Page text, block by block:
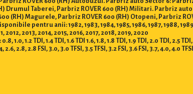
Drumul Taberei, Parbriz ROVER 600 (RH) Militari. Parbriz
(RH) Magurele, Parbriz ROVER 600 (RH) Otopeni, Parbriz
pentru anii: 1982, 1983, 1984, 1985, 1986, 1987, 1988, 1989,
2013, 2014, 2015, 2016, 2017, 2018, 2019, 2020
TDI, 1.4 TDI, 1.6 TDI 1.6, 1.8, 1.8 TDI, 1.9 TDI, 2.0 TDI, 2.5 TDI,
2.6, 2.8, 2.8 FSI, 3.0, 3.0 TFSI, 3.5 TFSI, 3.2 FSI, 3.6 FSI, 3.7, 4.0, 4.0